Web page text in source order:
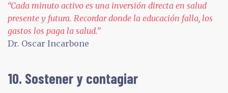
“Cada minuto activo es una inversión directa en salud
presente y futura. Recordar donde la educación falla, los
gastos los paga la salud.”
Dr. Oscar Incarbone
10. Sostener y contagiar